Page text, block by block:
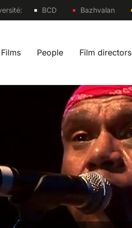
Sites
BCD Bazhvalan
navigation fr
Films People Film directors